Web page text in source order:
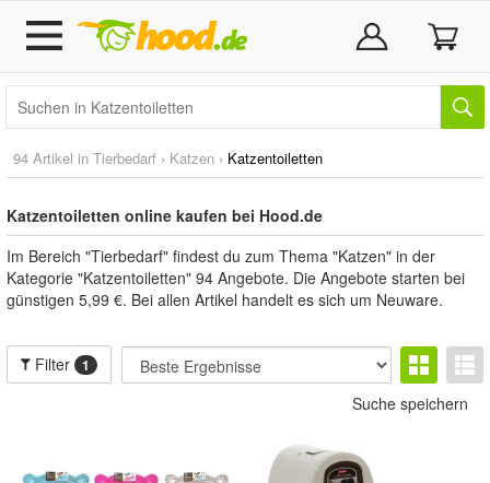
94 Artikel in Tierbedarf › Katzen › Katzentoiletten
Katzentoiletten online kaufen bei Hood.de
Im Bereich "Tierbedarf" findest du zum Thema "Katzen" in der
Kategorie "Katzentoiletten" 94 Angebote. Die Angebote starten bei
günstigen 5,99 €. Bei allen Artikel handelt es sich um Neuware.
Filter 1
Suche speichern